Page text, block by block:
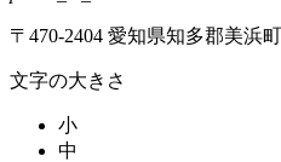
〒470-2404 愛知県知多郡美浜
文字の大きさ
小
中